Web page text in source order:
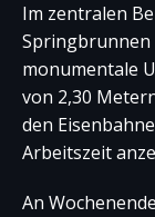
Im zentralen
Springbrunnen
monumentale
von 2,30
den
Arbeitszeit
An